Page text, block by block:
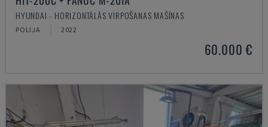
HYUNDAI - HORIZONTĀLĀS VIRPOŠANAS MAŠĪNAS
POLIJA 2022
60.000 €